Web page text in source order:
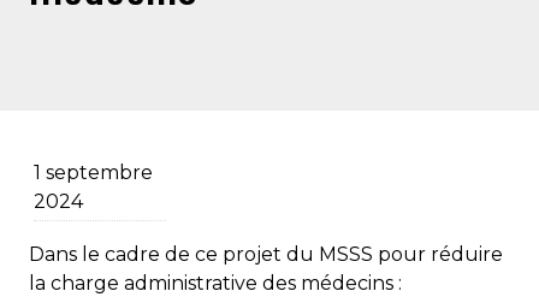
1 septembre
2024
Dans le cadre de ce projet du MSSS pour réduire
la charge administrative des médecins :